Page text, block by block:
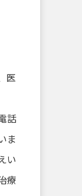
医
話
ま
い
療